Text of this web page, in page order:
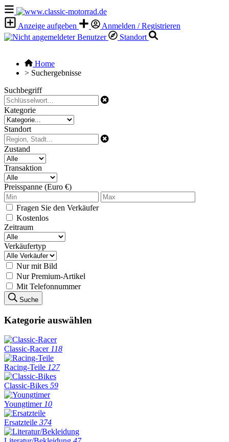
Anzeige aufgeben
Anmelden / Registrieren
Standort
Home
> Suchergebnisse
Suchbegriff
Kategorie
Standort
Zustand
Transaktion
Preisspanne (Euro €)
Fragen Sie den Verkäufer
Kostenlos
Zeitraum
Verkäufertyp
Nur mit Bild
Nur Premium-Artikel
Mit Telefonnummer
Suche
Kategorie auswählen
Classic-Racer 118
Racing-Teile 127
Classic-Bikes 59
Youngtimer 10
Ersatzteile 374